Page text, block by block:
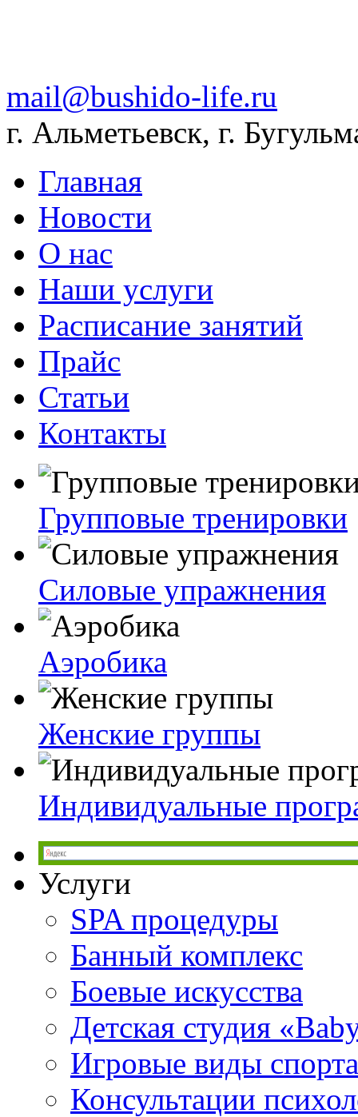
mail@bushido-life.ru
г. Альметьевск, г.
Главная
Новости
О нас
Наши услуги
Расписание занятий
Прайс
Статьи
Контакты
Групповые тренировки
Силовые упражнения
Аэробика
Женские группы
Индивидуальные
Услуги
SPA процедуры
Банный комплекс
Боевые искусства
Детская студия
Игровые виды спорта
Консультации